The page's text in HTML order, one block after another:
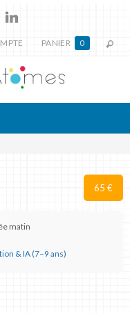
PANIER 0
65 €
matin
& IA (7–9 ans)